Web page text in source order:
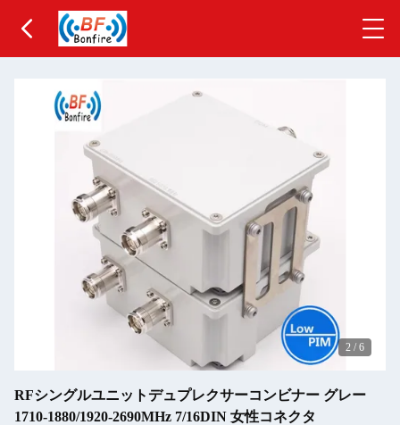
2 / 6
RFシングルユニットデュプレクサーコンビナー グレー
1710-1880/1920-2690MHz 7/16DIN 女性コネクタ